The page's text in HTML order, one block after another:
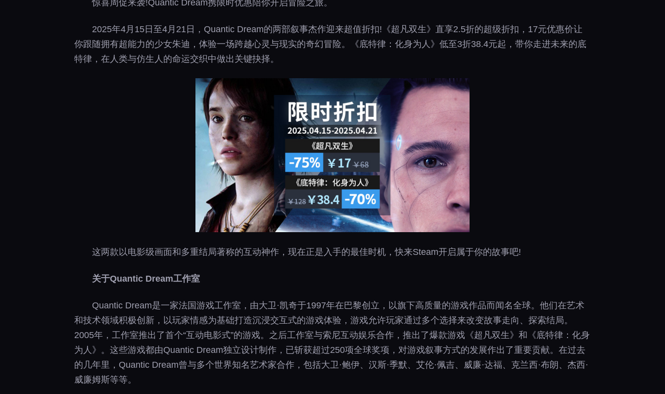
惊喜周促来袭!Quantic Dream携限时优惠陪你开启冒险之旅。
2025年4月15日至4月21日，Quantic Dream的两部叙事杰作迎来超值折扣!《超凡双生》直享2.5折的超级折扣，17元优惠价让
你跟随拥有超能力的少女朱迪，体验一场跨越心灵与现实的奇幻冒险。《底特律：化身为人》低至3折38.4元起，带你走进未来的底
特律，在人类与仿生人的命运交织中做出关键抉择。
这两款以电影级画面和多重结局著称的互动神作，现在正是入手的最佳时机，快来Steam开启属于你的故事吧!
关于Quantic Dream工作室
Quantic Dream是一家法国游戏工作室，由大卫·凯奇于1997年在巴黎创立，以旗下高质量的游戏作品而闻名全球。他们在艺术
和技术领域积极创新，以玩家情感为基础打造沉浸交互式的游戏体验，游戏允许玩家通过多个选择来改变故事走向、探索结局。
2005年，工作室推出了首个“互动电影式”的游戏。之后工作室与索尼互动娱乐合作，推出了爆款游戏《超凡双生》和《底特律：化身
为人》。这些游戏都由Quantic Dream独立设计制作，已斩获超过250项全球奖项，对游戏叙事方式的发展作出了重要贡献。在过去
的几年里，Quantic Dream曾与多个世界知名艺术家合作，包括大卫·鲍伊、汉斯·季默、艾伦·佩吉、威廉·达福、克兰西·布朗、杰西·
威廉姆斯等等。